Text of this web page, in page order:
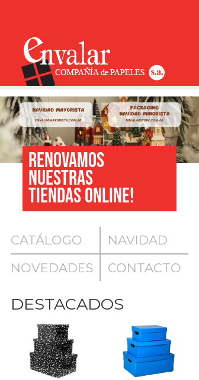
RENOVAMOS
NUESTRAS
TIENDAS ONLINE!
CATÁLOGO
NAVIDAD
NOVEDADES
CONTACTO
DESTACADOS